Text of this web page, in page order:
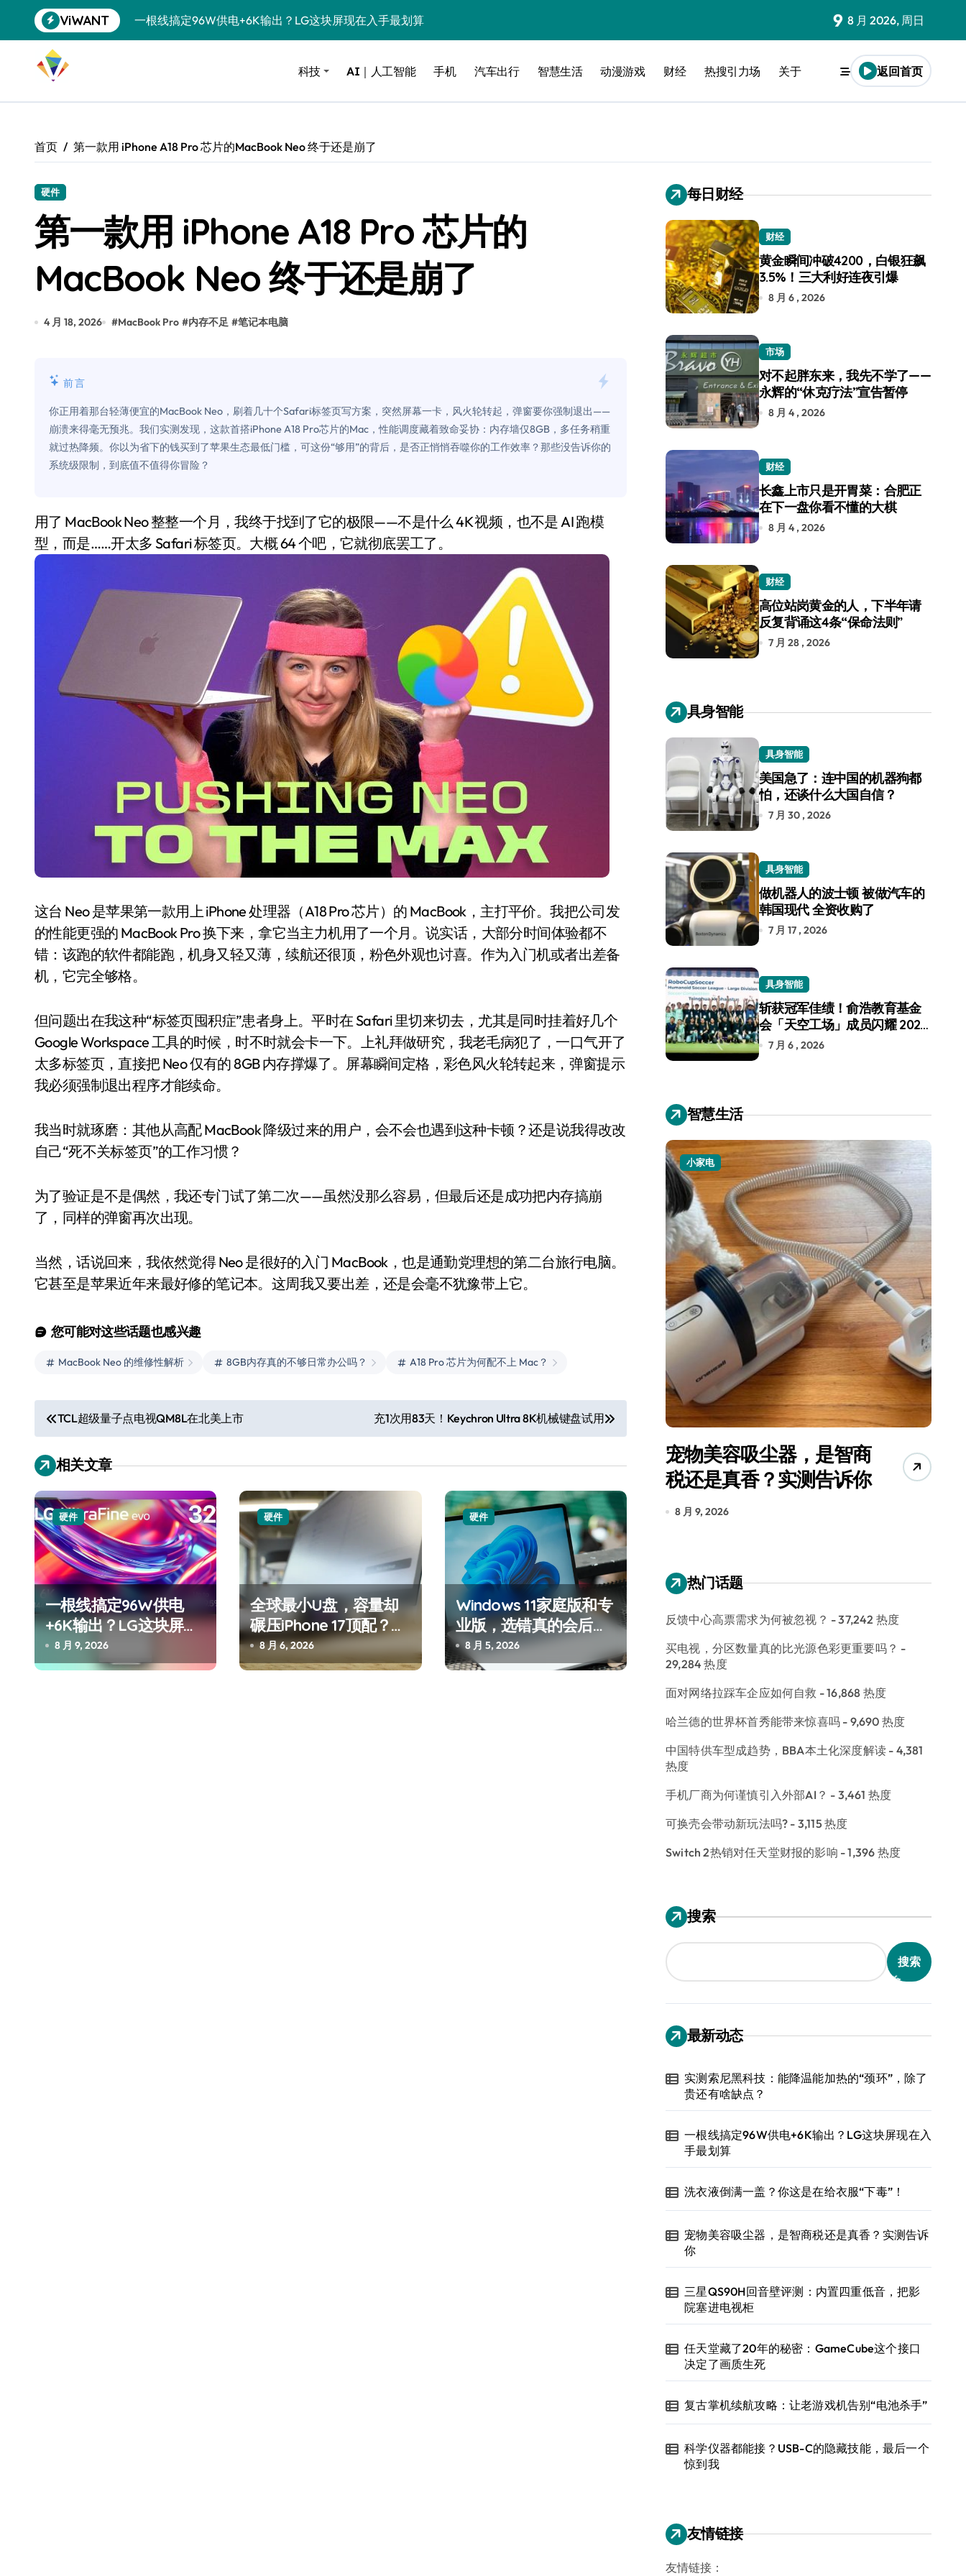
到
ViWANT
一根线搞定96W供电+6K输出？LG这块屏现在入手最划算
宠物美容吸尘器，是智商税还是真香？实测告诉你
三星QS90H回音壁评测：内置四重低音，把影院塞进电视柜
复古掌机续航攻略：让老游戏机告别“电池杀手”
降噪耳机也搞“青春版”？索尼这招“借尸还魂”，是妙棋还是昏招？
SSD涨到肉疼，U盘反而成了性价比之王？
净利润暴跌7.7%，苏泊尔开始靠“擦边”续命了？
Peloton 新车实测：屏幕能转、风扇怼脸，但最狠的是那个机械音
Xbox七月大崩盘：裁员3200、卖工作室、网络瘫了，微软这次真急了
全球最小U盘，容量却碾压iPhone 17顶配？闪迪这波操作太狠了
召回X9、合作大众遇冷、高端梦碎：小鹏的“多事之夏”
比Model 3便宜？不，比Model 3有面儿——试驾雷克萨斯ES 500e
550亿美金！沙特把EA买了，但背了200亿的债
Xbox 25岁生日送壁纸送徽章，就是不送主机，你领不领？
别再用汽车USB给MacBook充电了！老司机教你3招真·快充
花钱买宝马，启动先看蜘蛛侠？”车主怒了：车内不是广告屏！
Windows 11家庭版和专业版，选错真的会后悔吗？
你的U盘格式对了吗？详解exFAT和NTFS的终极对决
维修店最怕的“作死”操作：把手机塞冰箱，你中招了吗？
实测索尼黑科技：能降温能加热的“颈环”，除了贵还有啥缺点？
9 8 月 2026, 周日
科技 AI｜人工智能 手机 汽车出行 智慧生活 动漫游戏 财经 热搜引力场 关于 返回首页
首页 第一款用 iPhone A18 Pro 芯片的MacBook Neo 终于还是崩了
硬件
第一款用 iPhone A18 Pro 芯片的
MacBook Neo 终于还是崩了
4 月 18, 2026 #MacBook Pro #内存不足 #笔记本电脑
前言
你正用着那台轻薄便宜的MacBook Neo，刷着几十个Safari标签页写方案，突然屏幕一卡，风火轮转起，弹窗要你强制退出——
崩溃来得毫无预兆。我们实测发现，这款首搭iPhone A18 Pro芯片的Mac，性能调度藏着致命妥协：内存墙仅8GB，多任务稍重
就过热降频。你以为省下的钱买到了苹果生态最低门槛，可这份“够用”的背后，是否正悄悄吞噬你的工作效率？那些没告诉你的
系统级限制，到底值不值得你冒险？
用了 MacBook Neo 整整一个月，我终于找到了它的极限——不是什么 4K 视频，也不是 AI 跑模
型，而是……开太多 Safari 标签页。大概 64 个吧，它就彻底罢工了。
这台 Neo 是苹果第一款用上 iPhone 处理器（A18 Pro 芯片）的 MacBook，主打平价。我把公司发
的性能更强的 MacBook Pro 换下来，拿它当主力机用了一个月。说实话，大部分时间体验都不
错：该跑的软件都能跑，机身又轻又薄，续航还很顶，粉色外观也讨喜。作为入门机或者出差备
机，它完全够格。
但问题出在我这种“标签页囤积症”患者身上。平时在 Safari 里切来切去，尤其是同时挂着好几个
Google Workspace 工具的时候，时不时就会卡一下。上礼拜做研究，我老毛病犯了，一口气开了
太多标签页，直接把 Neo 仅有的 8GB 内存撑爆了。屏幕瞬间定格，彩色风火轮转起来，弹窗提示
我必须强制退出程序才能续命。
我当时就琢磨：其他从高配 MacBook 降级过来的用户，会不会也遇到这种卡顿？还是说我得改改
自己“死不关标签页”的工作习惯？
为了验证是不是偶然，我还专门试了第二次——虽然没那么容易，但最后还是成功把内存搞崩
了，同样的弹窗再次出现。
当然，话说回来，我依然觉得 Neo 是很好的入门 MacBook，也是通勤党理想的第二台旅行电脑。
它甚至是苹果近年来最好修的笔记本。这周我又要出差，还是会毫不犹豫带上它。
您可能对这些话题也感兴趣
MacBook Neo 的维修性解析 8GB内存真的不够日常办公吗？ A18 Pro 芯片为何配不上 Mac？
文
章
导
航
TCL超级量子点电视QM8L在北美上市 充1次用83天！Keychron Ultra 8K机械键盘试用
相关文章
硬件
一根线搞定96W供电
+6K输出？LG这块屏现
在入手最划算
8 月 9, 2026
硬件
全球最小U盘，容量却
碾压iPhone 17顶配？闪
迪这波操作太狠了
8 月 6, 2026
硬件
Windows 11家庭版和专
业版，选错真的会后悔
吗？
8 月 5, 2026
每日财经
财经
黄金瞬间冲破4200，白银狂飙
3.5%！三大利好连夜引爆
8 月 6 , 2026
市场
对不起胖东来，我先不学了——
永辉的“休克疗法”宣告暂停
8 月 4 , 2026
财经
长鑫上市只是开胃菜：合肥正
在下一盘你看不懂的大棋
8 月 4 , 2026
财经
高位站岗黄金的人，下半年请
反复背诵这4条“保命法则”
7 月 28 , 2026
具身智能
具身智能
美国急了：连中国的机器狗都
怕，还谈什么大国自信？
7 月 30 , 2026
具身智能
做机器人的波士顿 被做汽车的
韩国现代 全资收购了
7 月 17 , 2026
具身智能
斩获冠军佳绩！俞浩教育基金
会「天空工场」成员闪耀 2026
RoboCup 机器人世界杯
7 月 6 , 2026
智慧生活
美的空调以旧换新补贴继
续，价格给力，极速闪
装！
8 月 7, 2026 8 月 9, 2026
小家电
宠物美容吸尘器，是智商
税还是真香？实测告诉你
8 月 9, 2026
热门话题
反馈中心高票需求为何被忽视？ - 37,242 热度
买电视，分区数量真的比光源色彩更重要吗？ -
29,284 热度
面对网络拉踩车企应如何自救 - 16,868 热度
哈兰德的世界杯首秀能带来惊喜吗 - 9,690 热度
中国特供车型成趋势，BBA本土化深度解读 - 4,381
热度
手机厂商为何谨慎引入外部AI？ - 3,461 热度
可换壳会带动新玩法吗? - 3,115 热度
Switch 2热销对任天堂财报的影响 - 1,396 热度
搜索
搜索
最新动态
实测索尼黑科技：能降温能加热的“颈环”，除了
贵还有啥缺点？
一根线搞定96W供电+6K输出？LG这块屏现在入
手最划算
洗衣液倒满一盖？你这是在给衣服“下毒”！
宠物美容吸尘器，是智商税还是真香？实测告诉
你
三星QS90H回音壁评测：内置四重低音，把影
院塞进电视柜
任天堂藏了20年的秘密：GameCube这个接口
决定了画质生死
复古掌机续航攻略：让老游戏机告别“电池杀手”
科学仪器都能接？USB-C的隐藏技能，最后一个
惊到我
友情链接
友情链接：